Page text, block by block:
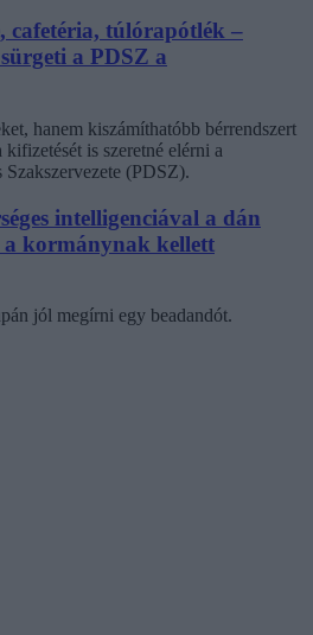
cafetéria, túlórapótlék –
a PDSZ a
hanem kiszámíthatóbb bérrendszert
is szeretné elérni a
(PDSZ).
intelligenciával a dán
a kormánynak kellett
jól megírni egy beadandót.